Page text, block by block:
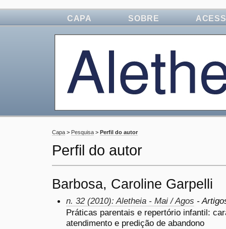
CAPA SOBRE
Capa > Pesquisa > Perfil do autor
Perfil do autor
Barbosa, Caroline Garpelli
n. 32 (2010): Aletheia - Mai / Agos -
Práticas parentais e repertório infantil:
atendimento e predição de abandono